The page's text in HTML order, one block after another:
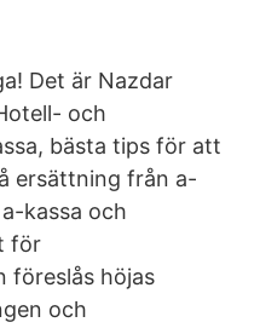
Det är Nazdar
och
bästa tips för att
ersättning från a-
kassa och
för
föreslås höjas
och